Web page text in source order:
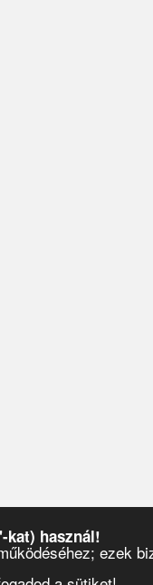
kat) használ!
ezek